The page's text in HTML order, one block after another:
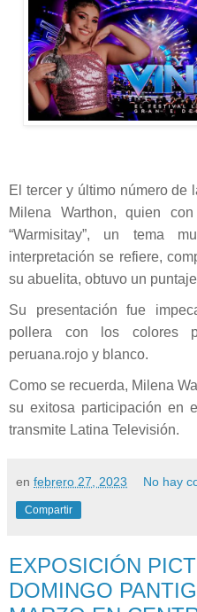
El tercer y último número de
Milena Warthon, quien
“Warmisitay”, un tema
interpretación se refiere,
su abuelita, obtuvo un
Su presentación fue
pollera con los colores
peruana.rojo y blanco.
Como se recuerda, Milena
su exitosa participación en
transmite Latina Televisión.
en febrero 27, 2023 No hay
Compartir
EXPOSICIÓN
DOMINGO